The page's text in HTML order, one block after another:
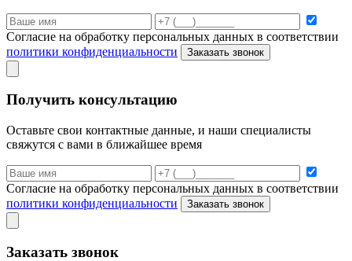
Согласие на обработку персональных данных в соответствии
политики конфиденциальности
Заказать звонок
Получить консультацию
Оставьте свои контактные данные, и наши специалисты
свяжутся с вами в ближайшее время
Согласие на обработку персональных данных в соответствии
политики конфиденциальности
Заказать звонок
Заказать звонок